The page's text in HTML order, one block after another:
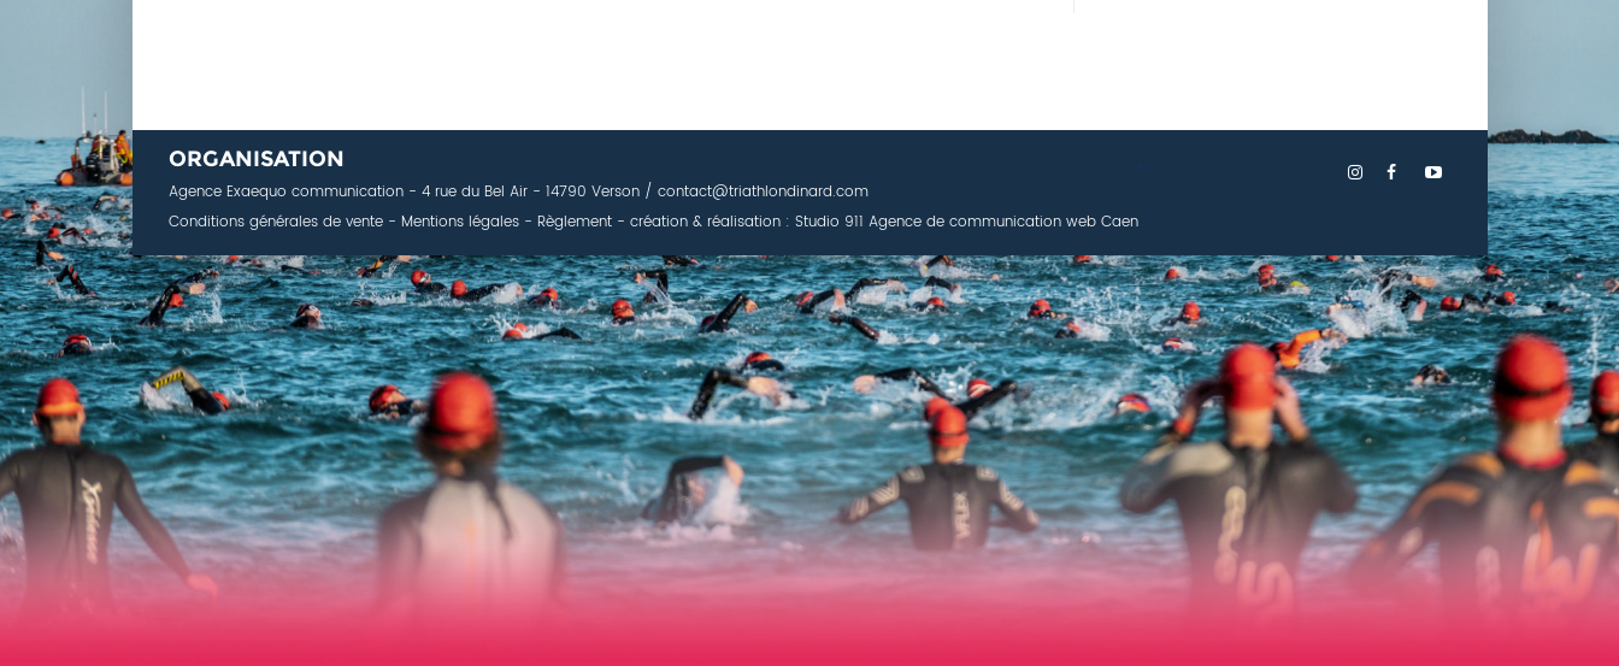
ORGANISATION
Agence Exaequo communication- 4 rue du Bel Air - 14790 Verson / contact@triathlondinard.com
Conditions générales de vente- Mentions légales- Règlement- création & réalisation : Studio 911 Agence de communication web Caen
.